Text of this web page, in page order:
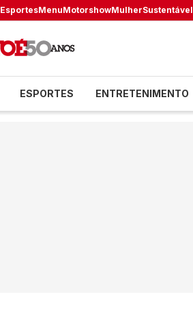
EsportesMenuMotorshowMulherSustentável
ESPORTES ENTRETENIMENTO